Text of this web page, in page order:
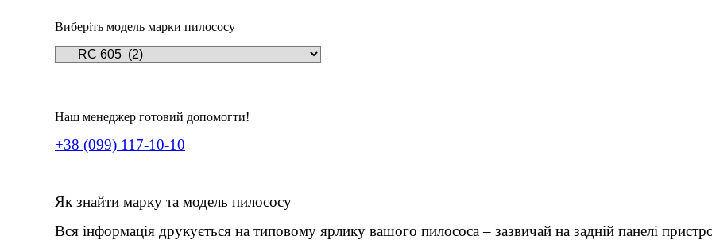
Виберіть модель марки пилососу
Наш менеджер готовий допомогти!
+38 (099) 117-10-10
Як знайти марку та модель пилососу
Вся інформація друкується на типовому ярлику вашого пилососа – зазвичай на задній панелі